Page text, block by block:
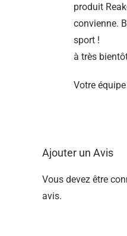
produit
convienne.
sport !
à très
Votre
Ajouter un Avis
Vous devez être
avis.